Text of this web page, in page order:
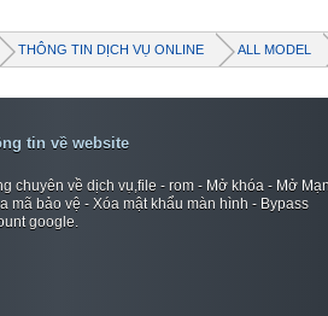
THÔNG TIN DỊCH VỤ ONLINE ALL MODEL
tin về website
chuyên về dịch vụ,file - rom - Mở khóa - Mở
mã bảo vệ - Xóa mật khẩu màn hình - Bypass
google.